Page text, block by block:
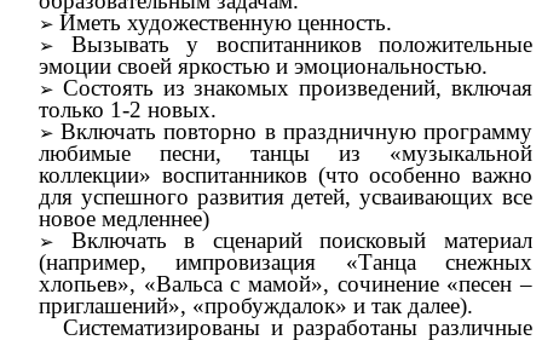
Иметь художественную ценность.
Вызывать у воспитанников положительные
эмоции своей яркостью и эмоциональностью.
Состоять из знакомых произведений, включая
только 1-2 новых.
Включать повторно в праздничную программу
любимые песни, танцы из «музыкальной
коллекции» воспитанников (что особенно важно
для успешного развития детей, усваивающих все
новое медленнее)
Включать в сценарий поисковый материал
(например, импровизация «Танца снежных
хлопьев», «Вальса с мамой», сочинение «песен –
приглашений», «пробуждалок» и так далее).
Систематизированы и разработаны различные